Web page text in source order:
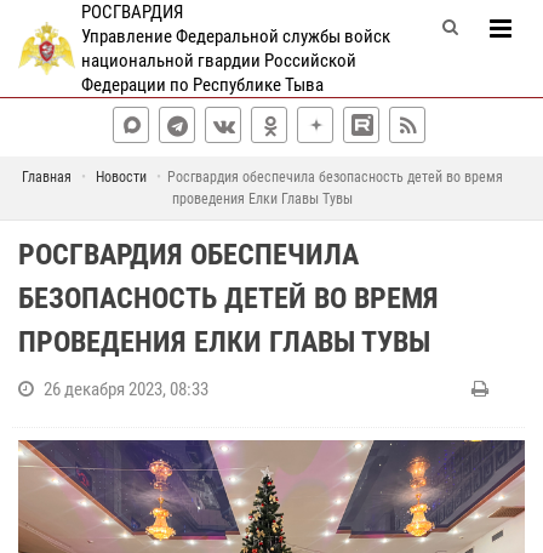
РОСГВАРДИЯ
Управление Федеральной службы войск
национальной гвардии Российской
Федерации по Республике Тыва
Главная Новости
Росгвардия обеспечила безопасность детей во время
проведения Елки Главы Тувы
РОСГВАРДИЯ ОБЕСПЕЧИЛА
БЕЗОПАСНОСТЬ ДЕТЕЙ ВО ВРЕМЯ
ПРОВЕДЕНИЯ ЕЛКИ ГЛАВЫ ТУВЫ
26 декабря 2023, 08:33